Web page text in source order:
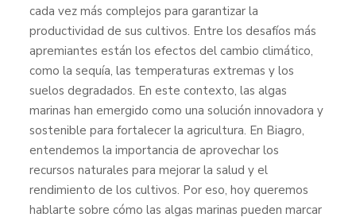
cada vez más complejos para garantizar la
productividad de sus cultivos. Entre los desafíos más
apremiantes están los efectos del cambio climático,
como la sequía, las temperaturas extremas y los
suelos degradados. En este contexto, las algas
marinas han emergido como una solución innovadora y
sostenible para fortalecer la agricultura. En Biagro,
entendemos la importancia de aprovechar los
recursos naturales para mejorar la salud y el
rendimiento de los cultivos. Por eso, hoy queremos
hablarte sobre cómo las algas marinas pueden marcar